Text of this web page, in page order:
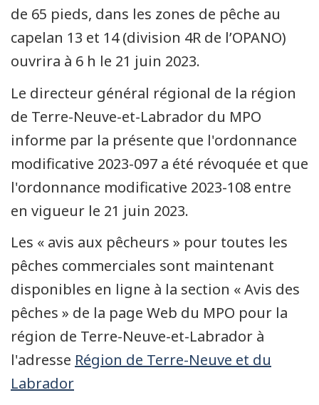
de 65 pieds, dans les zones de pêche au
capelan 13 et 14 (division 4R de l’OPANO)
ouvrira à 6 h le 21 juin 2023.
Le directeur général régional de la région
de Terre-Neuve-et-Labrador du MPO
informe par la présente que l'ordonnance
modificative 2023-097 a été révoquée et que
l'ordonnance modificative 2023-108 entre
en vigueur le 21 juin 2023.
Les « avis aux pêcheurs » pour toutes les
pêches commerciales sont maintenant
disponibles en ligne à la section « Avis des
pêches » de la page Web du MPO pour la
région de Terre-Neuve-et-Labrador à
l'adresse Région de Terre-Neuve et du
Labrador